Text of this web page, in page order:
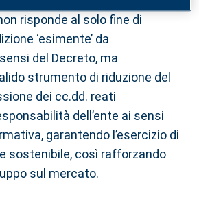
risponde al solo fine di
‘esimente’ da
del Decreto, ma
strumento di riduzione del
dei cc.dd. reati
dell’ente ai sensi
garantendo l’esercizio di
sostenibile, così rafforzando
sul mercato.